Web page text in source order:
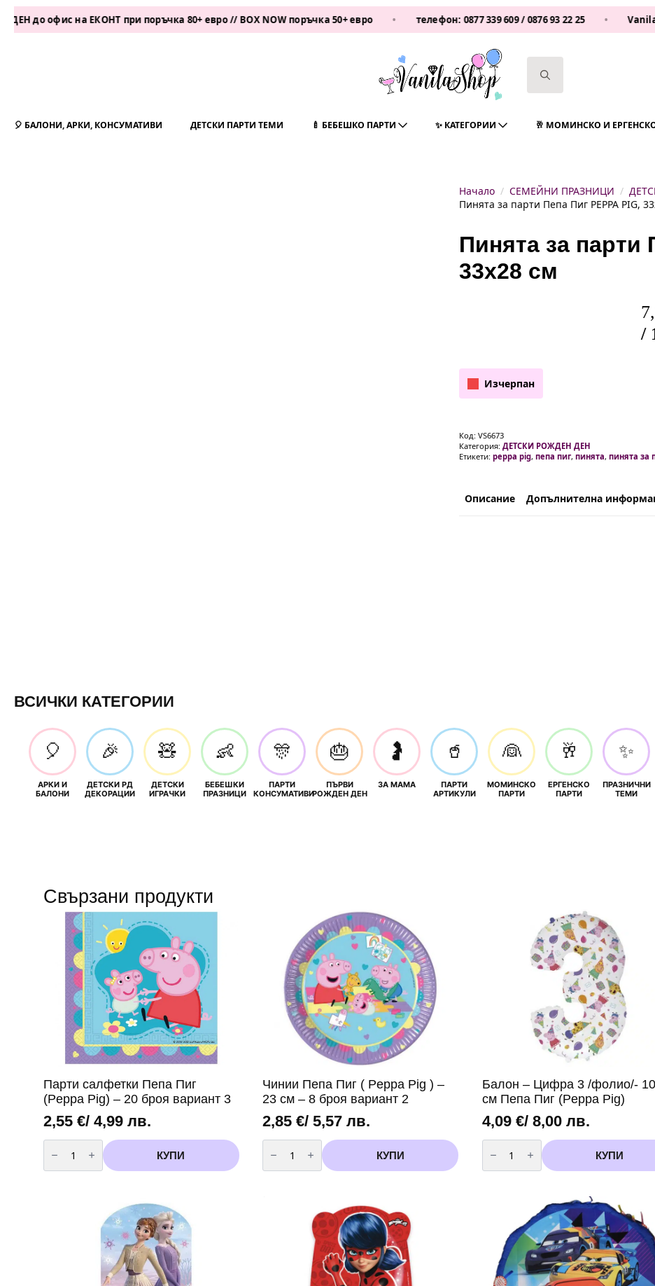
на ЕКОНТ при поръчка 80+ евро // BOX NOW поръчка 50+ евро • телефон:0877 339 609/0876 93 22 25 •
🎈 БАЛОНИ, АРКИ, КОНСУМАТИВИ ДЕТСКИ ПАРТИ ТЕМИ 🍼 БЕБЕШКО ПАРТИ ✨ КАТЕГОРИИ 🥂 МОМИНСКО И
Начало СЕМЕЙНИ ПРАЗНИЦИ
Пинята за парти Пепа Пиг PEPPA PIG,
Пинята за парти
33х28 см
/
Изчерпан
Код: VS6673
Категория: ДЕТСКИ РОЖДЕН ДЕН
Етикети: peppa pig, пепа пиг, пинята, пинята за
Описание Допълнителна
ВСИЧКИ КАТЕГОРИИ
🎈
АРКИ И
БАЛОНИ
🎉
ДЕТСКИ РД
ДЕКОРАЦИИ
🧸
ДЕТСКИ
ИГРАЧКИ
👶
БЕБЕШКИ
ПРАЗНИЦИ
🎊
ПАРТИ
КОНСУМАТИВИ
🎂
ПЪРВИ
РОЖДЕН ДЕН
🤰
ЗА МАМА
🥤
ПАРТИ
АРТИКУЛИ
👰
МОМИНСКО
ПАРТИ
🥂
ЕРГЕНСКО
ПАРТИ
✨
ПРАЗНИЧНИ
ТЕМИ
Свързани продукти
Парти салфетки Пепа Пиг
(Peppa Pig) – 20 броя вариант 3
2,55 €/ 4,99 лв.
количество
за
Парти
салфетки
КУПИ
Чинии Пепа Пиг ( Peppa Pig ) –
23 см – 8 броя вариант 2
2,85€/ 5,57 лв.
количество
за
Чинии
Пепа
КУПИ
Балон – Цифра 3 /фолио/-
см Пепа Пиг (Peppa Pig)
4,09 €/ 8,00 лв.
количество
за
Балон
-
Пепа
(Peppa
Pig)
КУПИ